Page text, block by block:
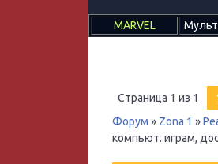
MARVEL
Страница 1 из 1
Форум » Zona 1 »
компьют. играм,